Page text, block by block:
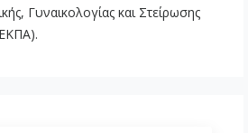
Γυναικολογίας και Στείρωσης